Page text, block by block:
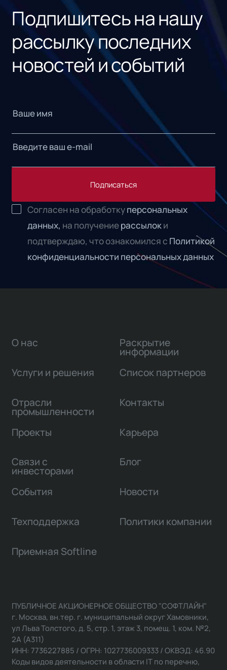
Подпишитесь на нашу
рассылку последних
новостей и событий
Подписаться
Согласен на обработкуперсональных
данных, на получениерассылоки
подтверждаю, что ознакомился с Политикой
конфиденциальности персональных данных
О нас
Услуги и решения
Отрасли
промышленности
Проекты
Связи с
инвесторами
Раскрытие
информации
Список партнеров
Контакты
Карьера
Блог
События Новости
Техподдержка Политики компании
Приемная Softline
ПУБЛИЧНОЕ АКЦИОНЕРНОЕ ОБЩЕСТВО "СОФТЛАЙН"
г. Москва, вн.тер. г. муниципальный округ Хамовники,
ул Льва Толстого, д. 5, стр. 1, этаж 3, помещ. 1, ком. №2,
2А (А311)
ИНН: 7736227885 / ОГРН: 1027736009333 / ОКВЭД: 46.90
Коды видов деятельности в области IT по перечню,